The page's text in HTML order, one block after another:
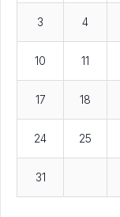
3 4
10 11
17 18
24 25
31